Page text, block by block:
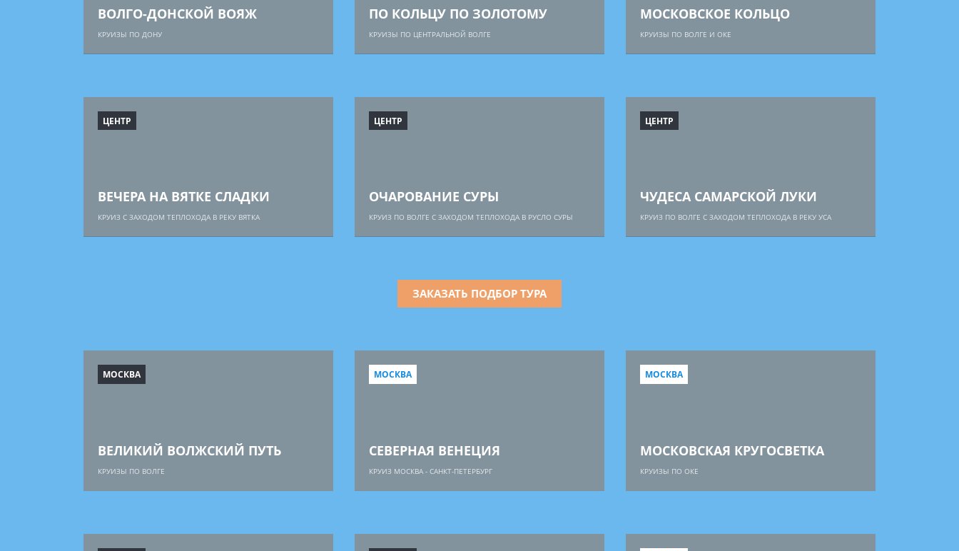
ВОЛГО-ДОНСКОЙ ВОЯЖ
КРУИЗЫ ПО ДОНУ
ПО КОЛЬЦУ ПО ЗОЛОТОМУ
КРУИЗЫ ПО ЦЕНТРАЛЬНОЙ ВОЛГЕ
МОСКОВСКОЕ КОЛЬЦО
КРУИЗЫ ПО ВОЛГЕ И ОКЕ
ЦЕНТР
ВЕЧЕРА НА ВЯТКЕ СЛАДКИ
КРУИЗ С ЗАХОДОМ ТЕПЛОХОДА В РЕКУ ВЯТКА
ЦЕНТР
ОЧАРОВАНИЕ СУРЫ
КРУИЗ ПО ВОЛГЕ С ЗАХОДОМ ТЕПЛОХОДА В РУСЛО СУРЫ
ЦЕНТР
ЧУДЕСА САМАРСКОЙ ЛУКИ
КРУИЗ ПО ВОЛГЕ С ЗАХОДОМ ТЕПЛОХОДА В РЕКУ УСА
ЗАКАЗАТЬ ПОДБОР ТУРА
МОСКВА
ВЕЛИКИЙ ВОЛЖСКИЙ ПУТЬ
КРУИЗЫ ПО ВОЛГЕ
МОСКВА
СЕВЕРНАЯ ВЕНЕЦИЯ
КРУИЗ МОСКВА - САНКТ-ПЕТЕРБУРГ
МОСКВА
МОСКОВСКАЯ КРУГОСВЕТКА
КРУИЗЫ ПО ОКЕ